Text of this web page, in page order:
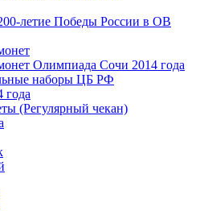
летие Победы России в ОВ
Олимпиада Сочи 2014 года
наборы ЦБ РФ
года
(Регулярный чекан)